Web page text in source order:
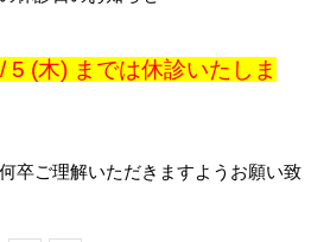
木) までは休診いたしま
卒ご理解いただきますようお願い致